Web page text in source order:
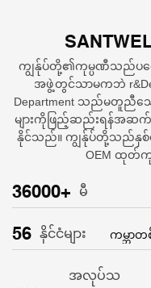
ကျွန်ုပ်တို့၏ကုမ္ပဏီသည်ပရ
အဖွဲ့တွင်သာမကဘဲ
Department သည်မတူညီ
များကိုဖြည့်ဆည်းရန်အဆ
နိုင်သည်။ ကျွန်ုပ်တို့သည်နှစ်ပ
OEM ထုတ်
36000+ မီ
56 နိုင်ငံများ ကမ္ဘာတ
အလုပ်သ